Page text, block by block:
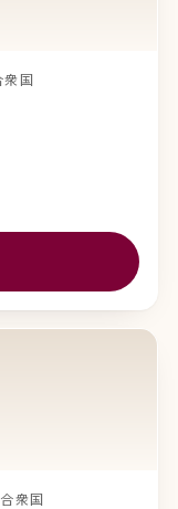
衆国
衆国